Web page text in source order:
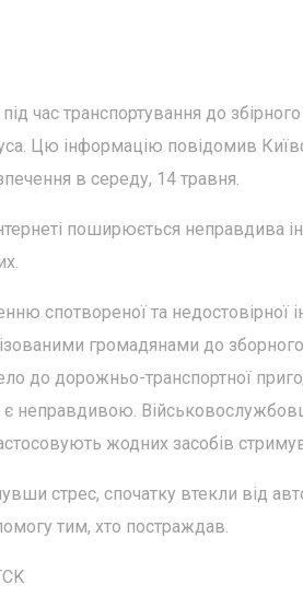
час транспортування до
Цю інформацію повідомив
в середу, 14 травня.
поширюється неправдива
спотвореної та недостовірної
громадянами до
до дорожньо-транспортної
неправдивою.
жодних засобів
стрес, спочатку втекли від
тим, хто постраждав.